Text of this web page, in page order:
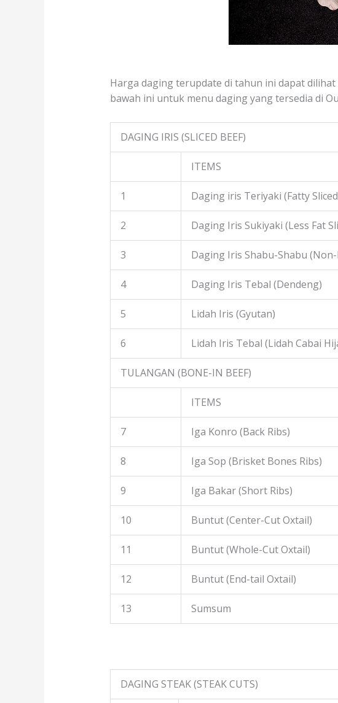
Harga daging terupdate di tahun ini dapat
bawah ini untuk menu daging yang tersedia di
DAGING IRIS (SLICED BEEF)
ITEMS
1 Daging iris Teriyaki (Fatty
2 Daging Iris Sukiyaki (Less Fat
3 Daging Iris Shabu-Shabu (Non-
4 Daging Iris Tebal (Dendeng)
5 Lidah Iris (Gyutan)
6 Lidah Iris Tebal (Lidah Cabai
TULANGAN (BONE-IN BEEF)
ITEMS
7 Iga Konro (Back Ribs)
8 Iga Sop (Brisket Bones Ribs)
9 Iga Bakar (Short Ribs)
10 Buntut (Center-Cut Oxtail)
11 Buntut (Whole-Cut Oxtail)
12 Buntut (End-tail Oxtail)
13 Sumsum
DAGING STEAK (STEAK CUTS)